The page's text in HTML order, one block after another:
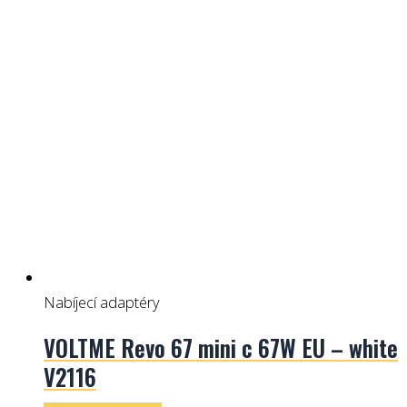
Nabíjecí adaptéry
VOLTME Revo 67 mini c 67W EU – white
V2116